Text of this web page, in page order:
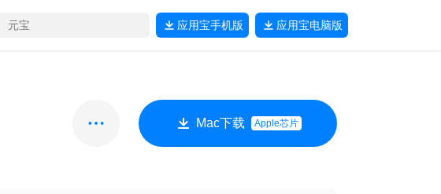
应用宝手机版 应用宝电脑版
Mac下载 Apple芯片